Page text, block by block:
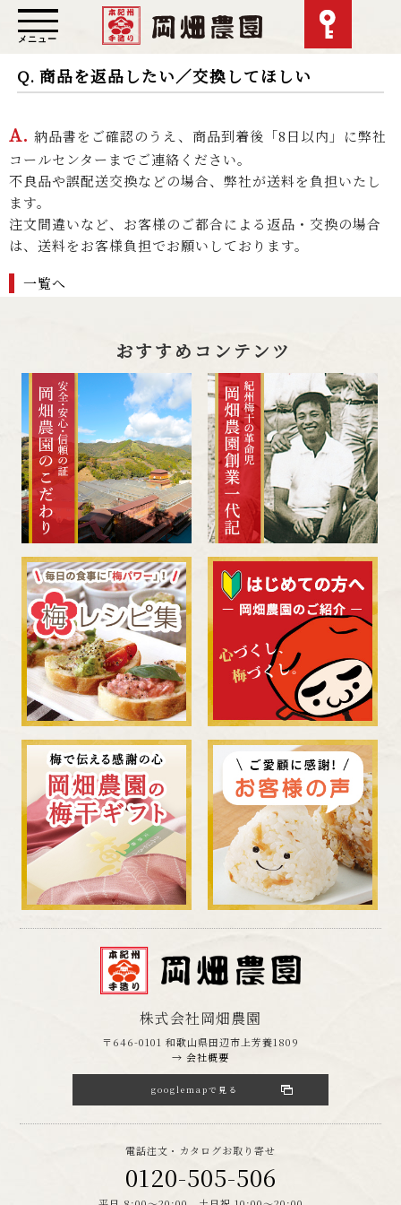
メニュー
Q. 商品を返品したい／交換してほしい
A. 納品書をご確認のうえ、商品到着後「8日以内」に弊社
コールセンターまでご連絡ください。
不良品や誤配送交換などの場合、弊社が送料を負担いたし
ます。
注文間違いなど、お客様のご都合による返品・交換の場合
は、送料をお客様負担でお願いしております。
一覧へ
おすすめコンテンツ
株式会社岡畑農園
〒646-0101 和歌山県田辺市上芳養1809
→ 会社概要
googlemapで見る
電話注文・カタログお取り寄せ
0120-505-506